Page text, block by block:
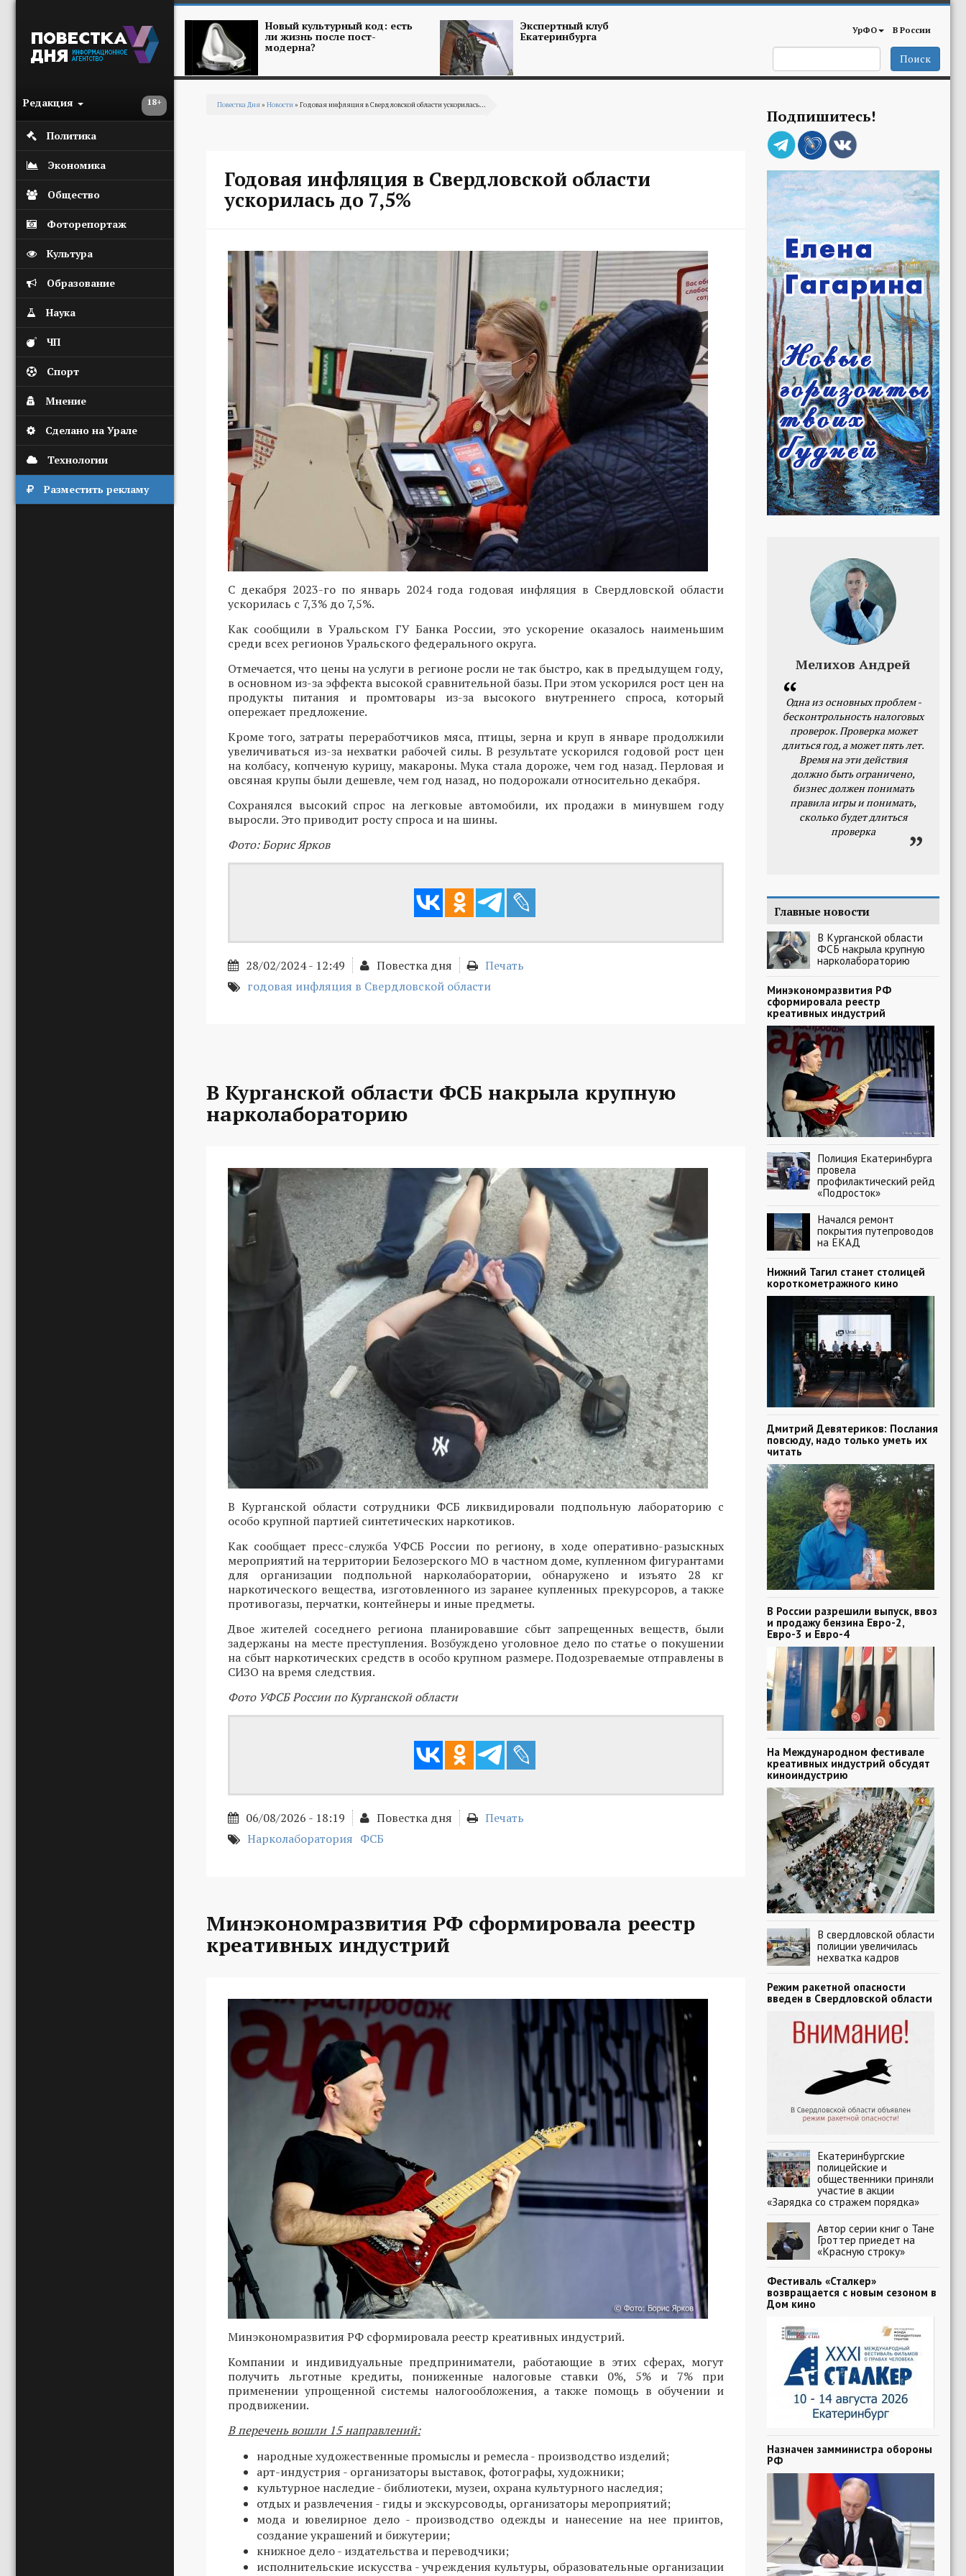
18+
Редакция
Политика
Экономика
Общество
Фоторепортаж
Культура
Образование
Наука
ЧП
Спорт
Мнение
Сделано на Урале
Технологии
Разместить рекламу
Новый культурный код: есть
ли жизнь после пост-
модерна?
Экспертный клуб
Екатеринбурга УрФО В России
Поиск
Повестка Дня» Новости» Годовая инфляция в Свердловской области ускорилась...
Годовая инфляция в Свердловской области
ускорилась до 7,5%
С декабря 2023-го по январь 2024 года годовая инфляция в Свердловской области
ускорилась с 7,3% до 7,5%.
Как сообщили в Уральском ГУ Банка России, это ускорение оказалось наименьшим
среди всех регионов Уральского федерального округа.
Отмечается, что цены на услуги в регионе росли не так быстро, как в предыдущем году,
в основном из-за эффекта высокой сравнительной базы. При этом ускорился рост цен на
продукты питания и промтовары из-за высокого внутреннего спроса, который
опережает предложение.
Кроме того, затраты переработчиков мяса, птицы, зерна и круп в январе продолжили
увеличиваться из-за нехватки рабочей силы. В результате ускорился годовой рост цен
на колбасу, копченую курицу, макароны. Мука стала дороже, чем год назад. Перловая и
овсяная крупы были дешевле, чем год назад, но подорожали относительно декабря.
Сохранялся высокий спрос на легковые автомобили, их продажи в минувшем году
выросли. Это приводит росту спроса и на шины.
Фото: Борис Ярков
28/02/2024 - 12:49 Повестка дня
Печать
годовая инфляция в Свердловской области
В Курганской области ФСБ накрыла крупную
нарколабораторию
В Курганской области сотрудники ФСБ ликвидировали подпольную лабораторию с
особо крупной партией синтетических наркотиков.
Как сообщает пресс-служба УФСБ России по региону, в ходе оперативно-разыскных
мероприятий на территории Белозерского МО в частном доме, купленном фигурантами
для организации подпольной нарколаборатории, обнаружено и изъято 28 кг
наркотического вещества, изготовленного из заранее купленных прекурсоров, а также
противогазы, перчатки, контейнеры и иные предметы.
Двое жителей соседнего региона планировавшие сбыт запрещенных веществ, были
задержаны на месте преступления. Возбуждено уголовное дело по статье о покушении
на сбыт наркотических средств в особо крупном размере. Подозреваемые отправлены в
СИЗО на время следствия.
Фото УФСБ России по Курганской области
06/08/2026 - 18:19 Повестка дня
Печать
Нарколаборатория ФСБ
Минэкономразвития РФ сформировала реестр
креативных индустрий
Минэкономразвития РФ сформировала реестр креативных индустрий.
Компании и индивидуальные предприниматели, работающие в этих сферах, могут
получить льготные кредиты, пониженные налоговые ставки 0%, 5% и 7% при
применении упрощенной системы налогообложения, а также помощь в обучении и
продвижении.
В перечень вошли 15 направлений:
народные художественные промыслы и ремесла - производство изделий;
арт-индустрия - организаторы выставок, фотографы, художники;
культурное наследие - библиотеки, музеи, охрана культурного наследия;
отдых и развлечения - гиды и экскурсоводы, организаторы мероприятий;
мода и ювелирное дело - производство одежды и нанесение на нее принтов,
создание украшений и бижутерии;
книжное дело - издательства и переводчики;
исполнительские искусства - учреждения культуры, образовательные организации
Подпишитесь!
Мелихов Андрей
Одна из основных проблем -
бесконтрольность налоговых
проверок. Проверка может
длиться год, а может пять лет.
Время на эти действия
должно быть ограничено,
бизнес должен понимать
правила игры и понимать,
сколько будет длиться
проверка
Главные новости
В Курганской области
ФСБ накрыла крупную
нарколабораторию
Минэкономразвития РФ
сформировала реестр
креативных индустрий
Полиция Екатеринбурга
провела
профилактический рейд
«Подросток»
Начался ремонт
покрытия путепроводов
на ЕКАД
Нижний Тагил станет столицей
короткометражного кино
Дмитрий Девятериков: Послания
повсюду, надо только уметь их
читать
В России разрешили выпуск, ввоз
и продажу бензина Евро-2,
Евро-3 и Евро-4
На Международном фестивале
креативных индустрий обсудят
киноиндустрию
В свердловской области
полиции увеличилась
нехватка кадров
Режим ракетной опасности
введен в Свердловской области
Екатеринбургские
полицейские и
общественники приняли
участие в акции
«Зарядка со стражем порядка»
Автор серии книг о Тане
Гроттер приедет на
«Красную строку»
Фестиваль «Сталкер»
возвращается с новым сезоном в
Дом кино
Назначен замминистра обороны
РФ